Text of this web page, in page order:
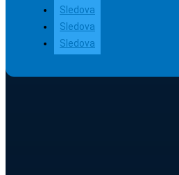
Sledova
Sledova
Sledova